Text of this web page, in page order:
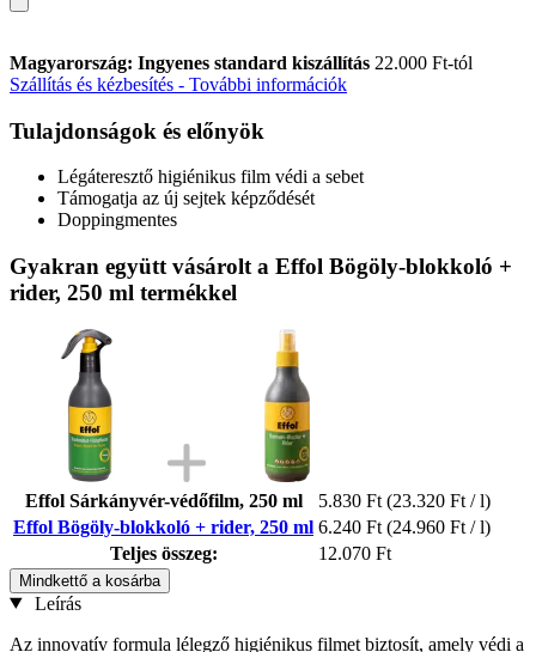
Magyarország: Ingyenes standard kiszállítás 22.000 Ft-tól
Szállítás és kézbesítés - További információk
Tulajdonságok és előnyök
Légáteresztő higiénikus film védi a sebet
Támogatja az új sejtek képződését
Doppingmentes
Gyakran együtt vásárolt a Effol Bögöly-blokkoló +
rider, 250 ml termékkel
Effol Sárkányvér-védőfilm, 250 ml 5.830 Ft (23.320 Ft / l)
Effol Bögöly-blokkoló + rider, 250 ml 6.240 Ft (24.960 Ft / l)
Teljes összeg:
12.070 Ft
Mindkettő a kosárba
Leírás
Az innovatív formula lélegző higiénikus filmet biztosít, amely védi a